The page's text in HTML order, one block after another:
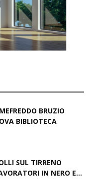
BRUZIO
BIBLIOTECA
SUL TIRRENO
IN NERO E...